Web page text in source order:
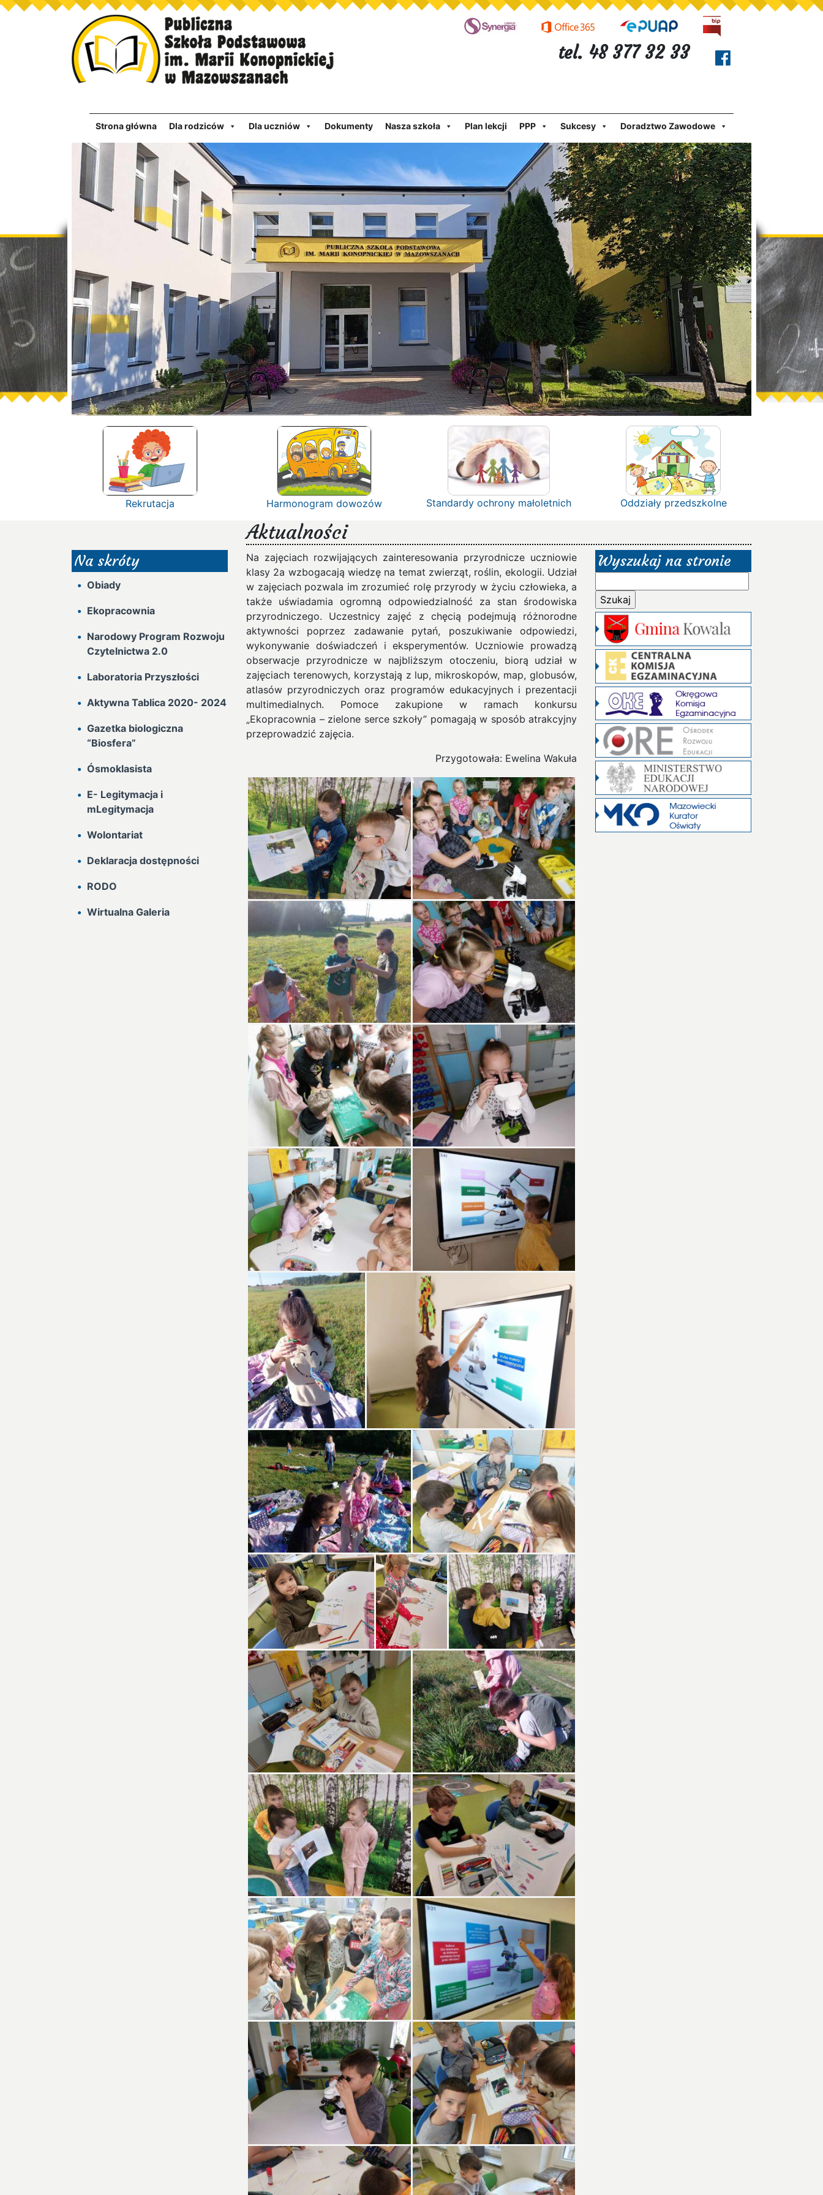
tel. 48 377 32 33
Strona główna Dla rodziców Dla uczniów Dokumenty Nasza szkoła Plan lekcji PPP Sukcesy Doradztwo Zawodowe
Rekrutacja Harmonogram dowozów Standardy ochrony małoletnich Oddziały przedszkolne
Aktualności
Na skróty
Obiady
Ekopracownia
Narodowy Program Rozwoju
Czytelnictwa 2.0
Laboratoria Przyszłości
Aktywna Tablica 2020- 2024
Gazetka biologiczna
“Biosfera”
Ósmoklasista
E- Legitymacja i
mLegitymacja
Wolontariat
Deklaracja dostępności
RODO
Wirtualna Galeria
Na zajęciach rozwijających zainteresowania przyrodnicze uczniowie
klasy 2a wzbogacają wiedzę na temat zwierząt, roślin, ekologii. Udział
w zajęciach pozwala im zrozumieć rolę przyrody w życiu człowieka, a
także uświadamia ogromną odpowiedzialność za stan środowiska
przyrodniczego. Uczestnicy zajęć z chęcią podejmują różnorodne
aktywności poprzez zadawanie pytań, poszukiwanie odpowiedzi,
wykonywanie doświadczeń i eksperymentów. Uczniowie prowadzą
obserwacje przyrodnicze w najbliższym otoczeniu, biorą udział w
zajęciach terenowych, korzystają z lup, mikroskopów, map, globusów,
atlasów przyrodniczych oraz programów edukacyjnych i prezentacji
multimedialnych. Pomoce zakupione w ramach konkursu
„Ekopracownia – zielone serce szkoły” pomagają w sposób atrakcyjny
przeprowadzić zajęcia.
Przygotowała: Ewelina Wakuła
Wyszukaj na stronie